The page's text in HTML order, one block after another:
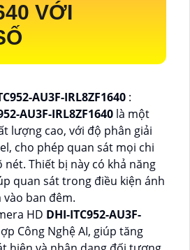
VỚI
AU3F-IRL8ZF1640 :
AU3F-IRL8ZF1640 là một
lượng cao, với độ phân giải
cho phép quan sát mọi chi
Thiết bị này có khả năng
quan sát trong điều kiện ánh
vào ban đêm.
HD DHI-ITC952-AU3F-
Công Nghệ AI, giúp tăng